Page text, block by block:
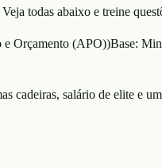
Veja todas abaixo e treine
e Orçamento (APO))Base:
cadeiras, salário de elite e